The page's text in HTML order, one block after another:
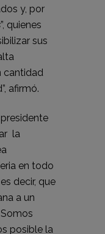
y, por
”, quienes
sus
cantidad
afirmó.
la
en todo
decir, que
a un
posible la